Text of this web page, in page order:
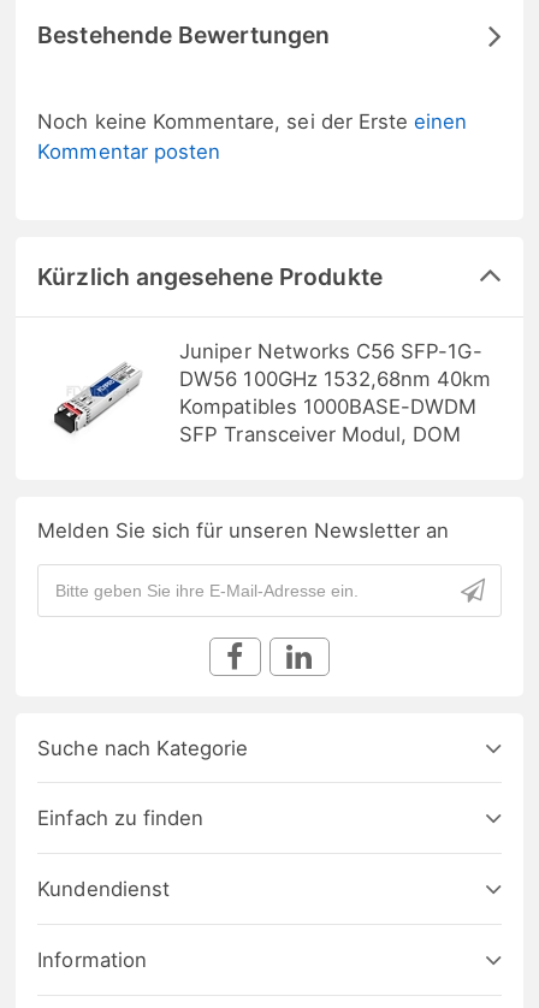
Bestehende Bewertungen
Noch keine Kommentare, sei der Ersteeinen
Kommentar posten
Kürzlich angesehene Produkte
Juniper Networks C56 SFP-1G-
DW56 100GHz 1532,68nm 40km
Kompatibles 1000BASE-DWDM
SFP Transceiver Modul, DOM
Melden Sie sich für unseren Newsletter an
Suche nach Kategorie
Einfach zu finden
Kundendienst
Information